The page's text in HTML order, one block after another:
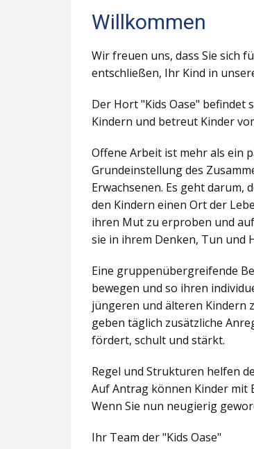
Willkommen
Wir freuen uns, dass Sie sich
entschließen, Ihr Kind in
Der Hort "Kids Oase" befindet
Kindern und betreut Kinder
Offene Arbeit ist mehr als ein
Grundeinstellung des
Erwachsenen. Es geht
den Kindern einen Ort der
ihren Mut zu erproben und
sie in ihrem Denken, Tun und
Eine gruppenübergreifende
bewegen und so ihren
jüngeren und älteren Kindern
geben täglich zusätzliche
fördert, schult und stärkt.
Regel und Strukturen helfen
Auf Antrag können Kinder
Wenn Sie nun neugierig
Ihr Team der "Kids Oase"